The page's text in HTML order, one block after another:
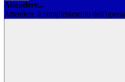
Attendere...
Attendere il completamento